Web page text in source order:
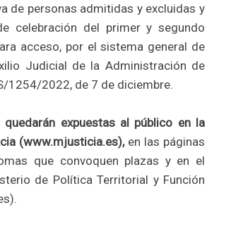
de personas admitidas y excluidas y
celebración del primer y segundo
acceso, por el sistema general de
Judicial de la Administración de
1254/2022, de 7 de diciembre.
expuestas al público en la
(www.mjusticia.es),en las páginas
que convoquen plazas y en el
de Política Territorial y Función